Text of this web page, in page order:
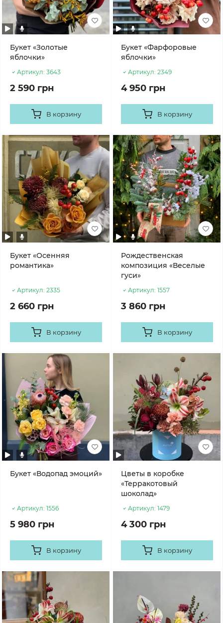
Букет «Золотые
яблочки»
Артикул: 3643
2 590 грн
В корзину
Букет «Фарфоровые
яблочки»
Артикул: 2349
4 950 грн
В корзину
Букет «Осенняя
романтика»
Артикул: 2335
2 660 грн
В корзину
Рождественская
композиция «Веселые
гуси»
Артикул: 1557
3 860 грн
В корзину
Букет «Водопад эмоций»
Артикул: 1556
5 980 грн
В корзину
Цветы в коробке
«Терракотовый
шоколад»
Артикул: 1479
4 300 грн
В корзину